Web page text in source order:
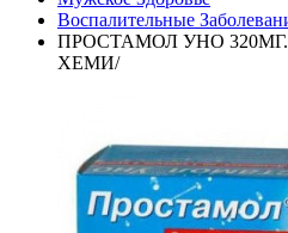
Воспалительные
ПРОСТАМОЛ УНО
ХЕМИ/